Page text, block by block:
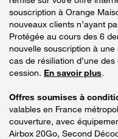
souscription à Orange
nouveaux clients n’ayant
Protégée au cours des 6
nouvelle souscription à
cas de résiliation d’une
cession. En savoir plus.
Offres soumises à
valables en France
couverture, avec
Airbox 20Go, Second